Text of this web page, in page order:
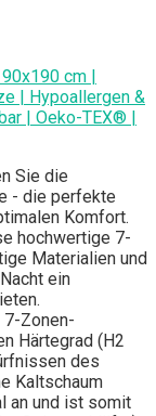
cm |
| Hypoallergen &
| Oeko-TEX® |
Sie die
- die perfekte
Komfort.
hochwertige 7-
Materialien und
ein
7-Zonen-
Härtegrad (H2
des
Kaltschaum
an und ist somit